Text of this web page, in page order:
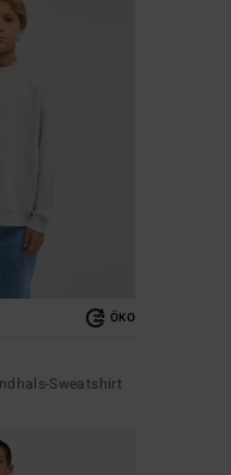
ÖKO
Sweatshirt